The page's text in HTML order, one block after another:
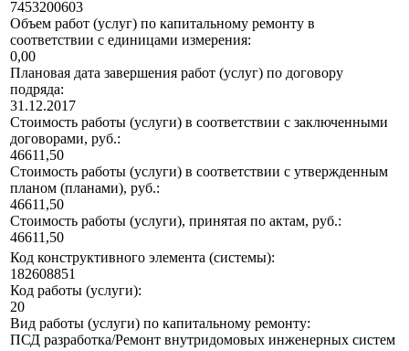
7453200603
Объем работ (услуг) по капитальному ремонту в
соответствии с единицами измерения:
0,00
Плановая дата завершения работ (услуг) по договору
подряда:
31.12.2017
Стоимость работы (услуги) в соответствии с заключенными
договорами, руб.:
46611,50
Стоимость работы (услуги) в соответствии с утвержденным
планом (планами), руб.:
46611,50
Стоимость работы (услуги), принятая по актам, руб.:
46611,50
Код конструктивного элемента (системы):
182608851
Код работы (услуги):
20
Вид работы (услуги) по капитальному ремонту:
ПСД разработка/Ремонт внутридомовых инженерных систем